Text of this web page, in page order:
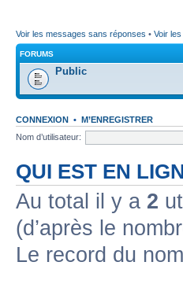
Voir les messages sans réponses • Voir
FORUMS
Public
CONNEXION • M’ENREGISTRER
Nom d’utilisateur:
QUI EST EN
Au total il y a 2
(d’après le
Le record du